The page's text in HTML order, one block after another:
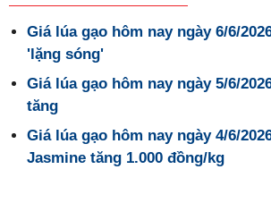
Giá lúa gạo hôm nay ngày 6/6/
'lặng sóng'
Giá lúa gạo hôm nay ngày 5/6/
tăng
Giá lúa gạo hôm nay ngày 4/6/
Jasmine tăng 1.000 đồng/kg